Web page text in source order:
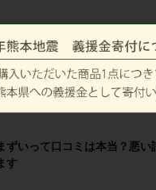
ずいって口コミは本当？悪い
す